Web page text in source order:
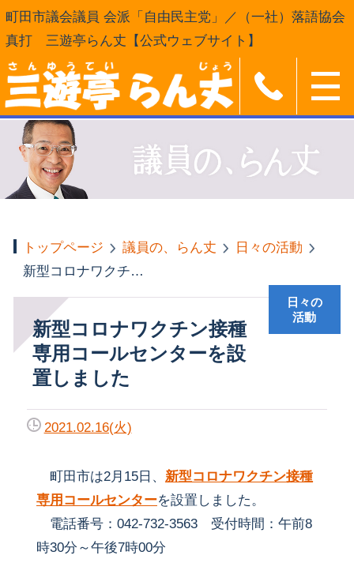
町田市議会議員 会派「自由民主党」／（一社）落語協会
真打 三遊亭らん丈【公式ウェブサイト】
トップページ 議員の、らん丈
日々の活動
新型コロナワクチン接種専用コールセンターを設置しました
新型コロナワクチン接種
専用コールセンターを設
置しました
日々の
活動
2021.02.16(火)
町田市は2月15日、 新型コロナワクチン接種
専用コールセンターを設置しました。
電話番号：042-732-3563 受付時間：午前8
時30分～午後7時00分